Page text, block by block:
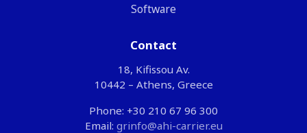
Software
Contact
18, Kifissou Av.
10442 – Athens, Greece
Phone: +30 210 67 96 300
Email: grinfo@ahi-carrier.eu